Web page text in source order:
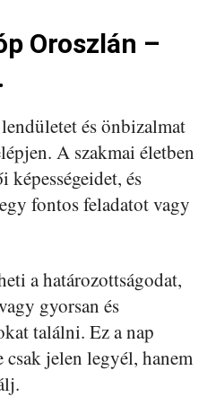
Oroszlán –
és önbizalmat
A szakmai életben
képességeidet, és
fontos feladatot vagy
a határozottságodat,
gyorsan és
találni. Ez a nap
jelen legyél, hanem